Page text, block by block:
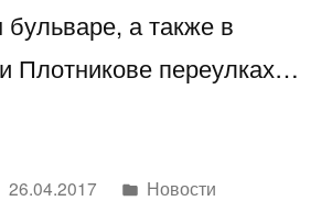
а также в
Плотникове переулках…
26.04.2017
Написано
Новости